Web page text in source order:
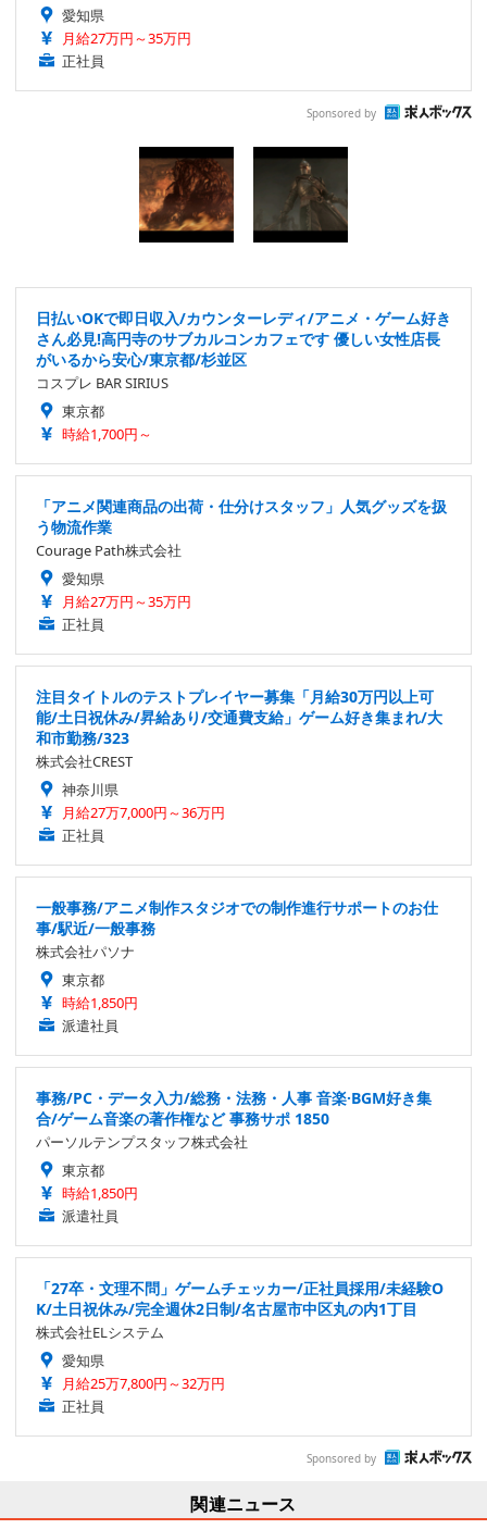
愛知県
月給27万円～35万円
正社員
Sponsored by
日払いOKで即日収入/カウンターレディ/アニメ・ゲーム好き
さん必見!高円寺のサブカルコンカフェです 優しい女性店長
がいるから安心/東京都/杉並区
コスプレ BAR SIRIUS
東京都
時給1,700円～
「アニメ関連商品の出荷・仕分けスタッフ」人気グッズを扱
う物流作業
Courage Path株式会社
愛知県
月給27万円～35万円
正社員
注目タイトルのテストプレイヤー募集「月給30万円以上可
能/土日祝休み/昇給あり/交通費支給」ゲーム好き集まれ/大
和市勤務/323
株式会社CREST
神奈川県
月給27万7,000円～36万円
正社員
一般事務/アニメ制作スタジオでの制作進行サポートのお仕
事/駅近/一般事務
株式会社パソナ
東京都
時給1,850円
派遣社員
事務/PC・データ入力/総務・法務・人事 音楽·BGM好き集
合/ゲーム音楽の著作権など 事務サポ 1850
パーソルテンプスタッフ株式会社
東京都
時給1,850円
派遣社員
「27卒・文理不問」ゲームチェッカー/正社員採用/未経験O
K/土日祝休み/完全週休2日制/名古屋市中区丸の内1丁目
株式会社ELシステム
愛知県
月給25万7,800円～32万円
正社員
Sponsored by
関連ニュース